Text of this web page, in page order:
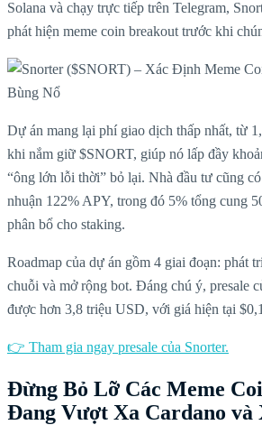
Solana và chạy trực tiếp trên Telegram,
phát hiện meme coin breakout trước khi
Dự án mang lại phí giao dịch thấp nhất, từ
khi nắm giữ $SNORT, giúp nó lấp đầy
“ông lớn lỗi thời” bỏ lại. Nhà đầu tư cũng
nhuận 122% APY, trong đó 5% tổng cung
phân bổ cho staking.
Roadmap của dự án gồm 4 giai đoạn: phát
chuỗi và mở rộng bot. Đáng chú ý, presale
được hơn 3,8 triệu USD, với giá hiện tại
👉 Tham gia ngay presale của Snorter.
Đừng Bỏ Lỡ Các Meme
Đang Vượt Xa Cardano và